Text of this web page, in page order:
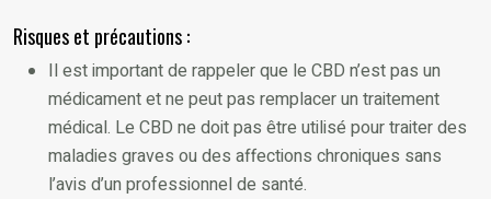
Risques et précautions :
Il est important de rappeler que le CBD n’est pas un
médicament et ne peut pas remplacer un traitement
médical. Le CBD ne doit pas être utilisé pour traiter des
maladies graves ou des affections chroniques sans
l’avis d’un professionnel de santé.